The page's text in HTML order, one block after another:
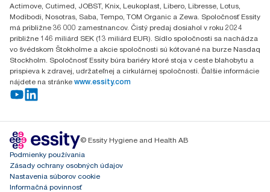
Actimove, Cutimed, JOBST, Knix, Leukoplast, Libero, Libresse, Lotus,
Modibodi, Nosotras, Saba, Tempo, TOM Organic a Zewa. Spoločnosť Essity
má približne 36 000 zamestnancov. Čistý predaj dosiahol v roku 2024
približne 146 miliárd SEK (13 miliárd EUR). Sídlo spoločnosti sa nachádza
vo švédskom Štokholme a akcie spoločnosti sú kótované na burze Nasdaq
Stockholm. Spoločnosť Essity búra bariéry ktoré stoja v ceste blahobytu a
prispieva k zdravej, udržateľnej a cirkulárnej spoločnosti. Ďalšie informácie
nájdete na stránke www.essity.com
© Essity Hygiene and Health AB
Podmienky používania
Zásady ochrany osobných údajov
Nastavenia súborov cookie
Informačná povinnosť